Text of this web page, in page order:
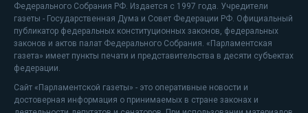
Федерального Собрания РФ. Издается с 1997 года. Учредители
газеты - Государственная Дума и Совет Федерации РФ. Официальный
публикатор федеральных конституционных законов, федеральных
законов и актов палат Федерального Собрания. «Парламентская
газета» имеет пункты печати и представительства в десяти субъектах
федерации.
Сайт «Парламентской газеты» - это оперативные новости и
достоверная информация о принимаемых в стране законах и